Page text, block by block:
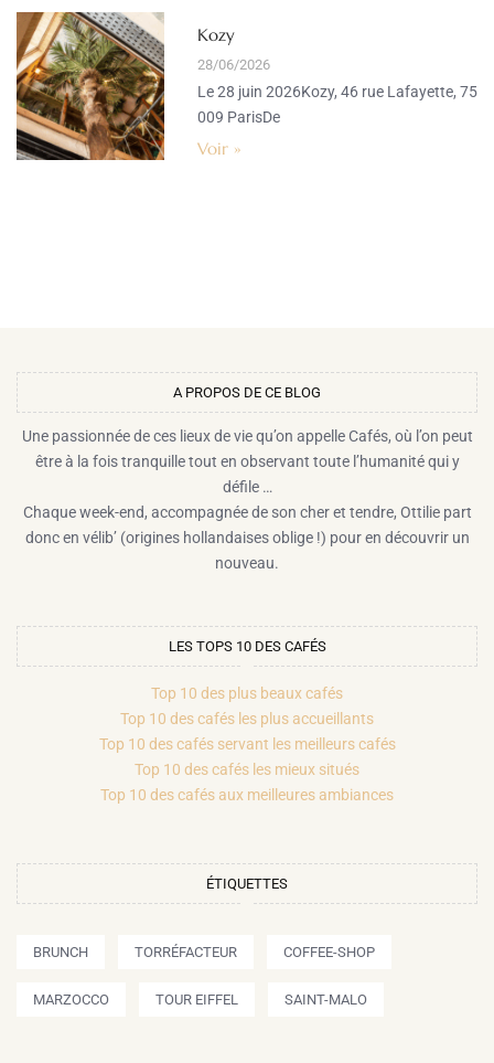
Kozy
28/06/2026
Le 28 juin 2026Kozy, 46 rue Lafayette, 75
009 ParisDe
Voir »
A PROPOS DE CE BLOG​
Une passionnée de ces lieux de vie qu’on appelle Cafés, où l’on peut
être à la fois tranquille tout en observant toute l’humanité qui y
défile …
Chaque week-end, accompagnée de son cher et tendre, Ottilie part
donc en vélib’ (origines hollandaises oblige !) pour en découvrir un
nouveau.
LES TOPS 10 DES CAFÉS
Top 10 des plus beaux cafés
Top 10 des cafés les plus accueillants
Top 10 des cafés servant les meilleurs cafés
Top 10 des cafés les mieux situés
Top 10 des cafés aux meilleures ambiances
ÉTIQUETTES
BRUNCH TORRÉFACTEUR COFFEE-SHOP
MARZOCCO TOUR EIFFEL SAINT-MALO